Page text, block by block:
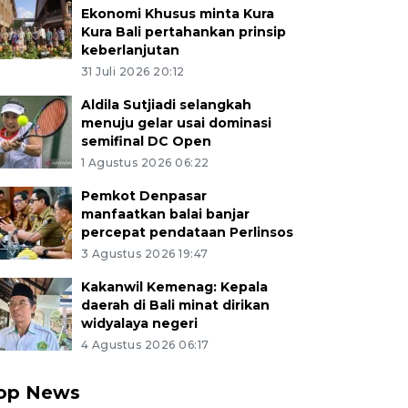
Ekonomi Khusus minta Kura
Kura Bali pertahankan prinsip
keberlanjutan
31 Juli 2026 20:12
Aldila Sutjiadi selangkah
menuju gelar usai dominasi
semifinal DC Open
1 Agustus 2026 06:22
Pemkot Denpasar
manfaatkan balai banjar
percepat pendataan Perlinsos
3 Agustus 2026 19:47
Kakanwil Kemenag: Kepala
daerah di Bali minat dirikan
widyalaya negeri
4 Agustus 2026 06:17
News